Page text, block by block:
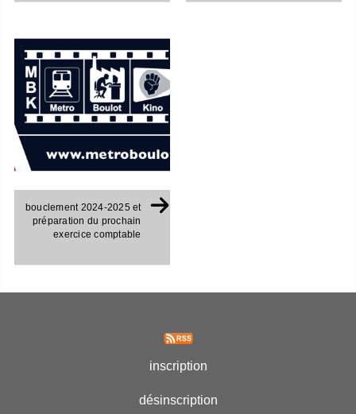
bouclement 2024-2025 et
préparation du prochain
exercice comptable
inscription
désinscription